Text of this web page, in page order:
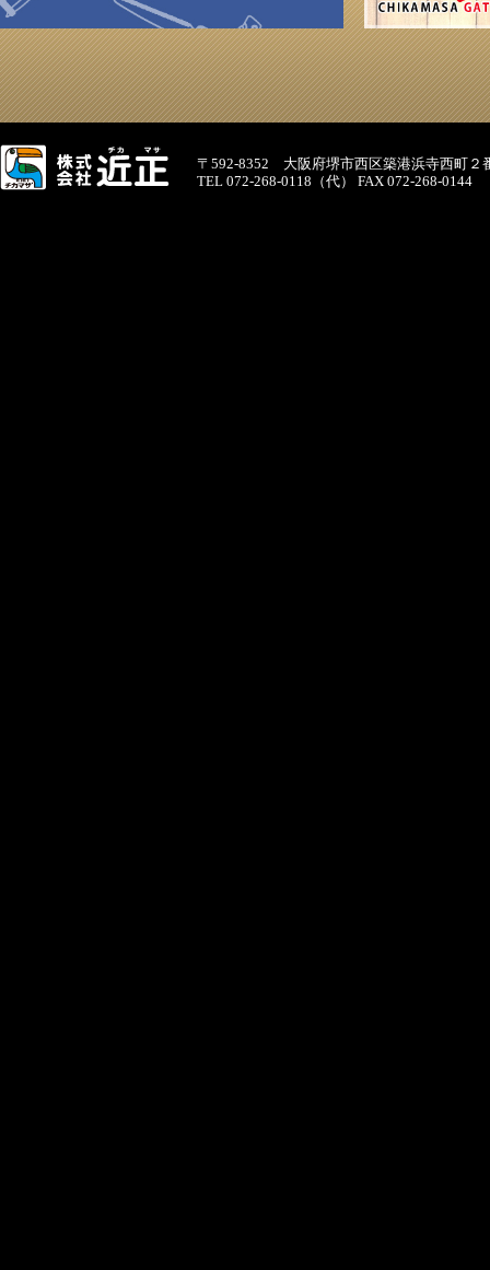
〒592-8352 大阪府堺市西区築港浜寺西町２
TEL 072-268-0118（代） FAX 072-268-0144